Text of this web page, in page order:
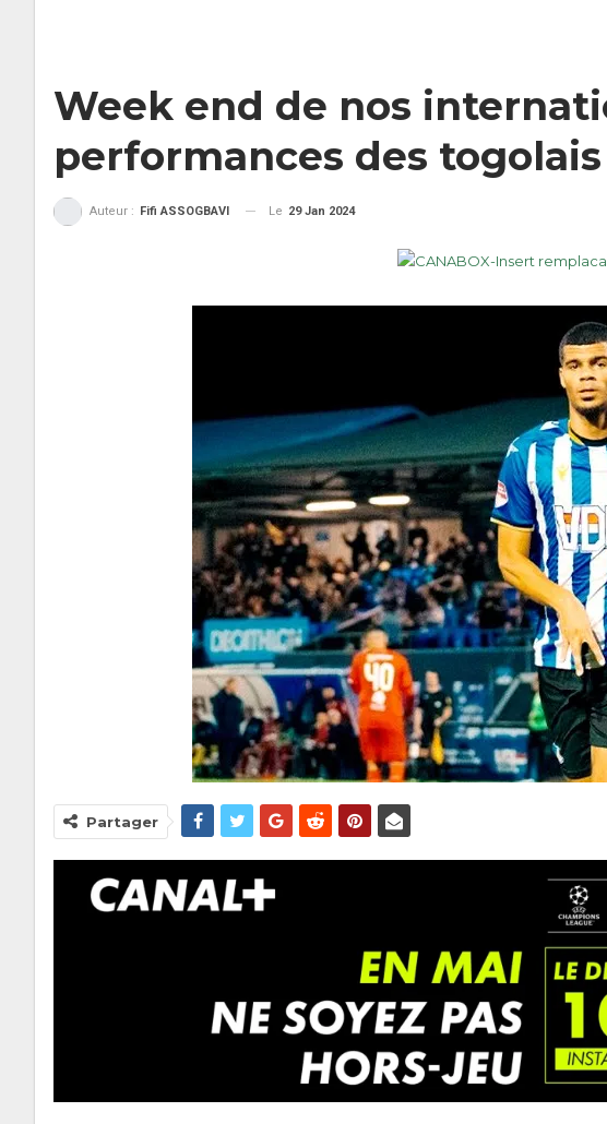
Week end de nos
performances des togolais
Auteur : Fifi ASSOGBAVI Le 29 Jan 2024
Partager